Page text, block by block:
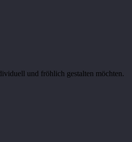
und fröhlich gestalten möchten.